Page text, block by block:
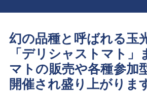
幻の品種と呼ばれる玉
「デリシャストマト」
マトの販売や各種参加
開催され盛り上がりま